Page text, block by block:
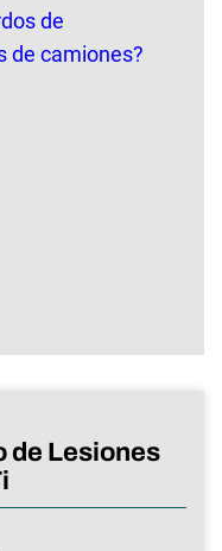
de Lesiones